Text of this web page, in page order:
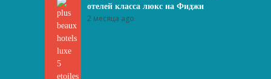
отелей класса люкс на Фиджи
2 месяца ago